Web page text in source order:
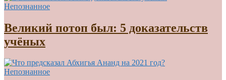
Непознанное
Великий потоп был: 5 доказательств
учёных
Непознанное